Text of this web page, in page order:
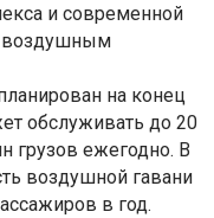
и современной
воздушным
на конец
обслуживать до 20
грузов ежегодно. В
воздушной гавани
в год.